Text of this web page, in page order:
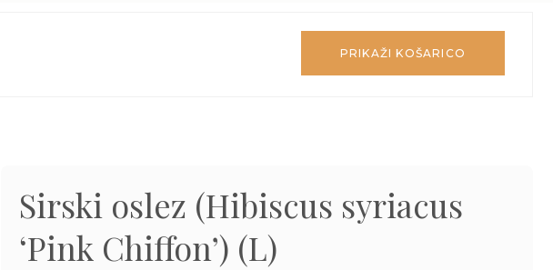
PRIKAŽI KOŠARICO
Sirski oslez (Hibiscus syriacus
‘Pink Chiffon’) (L)